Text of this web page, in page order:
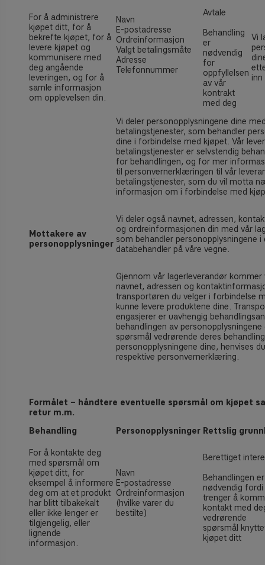
For å administrere
kjøpet ditt, for å
bekrefte kjøpet, for å
levere kjøpet og
kommunisere med
deg angående
leveringen, og for å
samle informasjon
om opplevelsen din.
Navn
E-postadresse
Ordreinformasjon
Valgt betalingsmåte
Adresse
Telefonnummer
Avtale
Behandling
er
nødvendig
for
oppfyllelsen
av vår
kontrakt
med deg
Vi
Mottakere av
personopplysninger
Vi deler personopplysningene dine
betalingstjenester, som behandler
dine i forbindelse med kjøpet. Vår
betalingstjenester er selvstendig
for behandlingen, og for mer
til personvernerklæringen til vår
betalingstjenester, som du vil motta
informasjon om i forbindelse med
Vi deler også navnet, adressen,
og ordreinformasjonen din med vår
som behandler personopplysningene i
databehandler på våre vegne.
Gjennom vår lagerleverandør kommer
navnet, adressen og
transportøren du velger i forbindelse
kunne levere produktene dine.
engasjerer er uavhengig
behandlingen av personopplysningene
spørsmål vedrørende deres
personopplysningene dine, henvises
respektive personvernerklæring.
Formålet − håndtere eventuelle spørsmål om kjøpet
retur m.m.
Behandling
Personopplysninger Rettslig
For å kontakte deg
med spørsmål om
kjøpet ditt, for
eksempel å informere
deg om at et produkt
har blitt tilbakekalt
eller ikke lenger er
tilgjengelig, eller
lignende
informasjon.
Navn
E-postadresse
Ordreinformasjon
(hvilke varer du
bestilte)
Berettiget
Behandlingen er
nødvendig fordi
trenger å
kontakt med
vedrørende
spørsmål
kjøpet ditt